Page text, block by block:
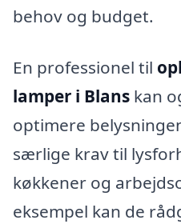
behov og budget.
En professionel til
lamper i Blans kan
optimere
særlige krav til
køkkener og
eksempel kan de